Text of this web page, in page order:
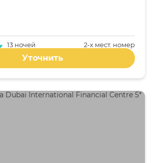
2-x мест. номер
13 ночей
Уточнить